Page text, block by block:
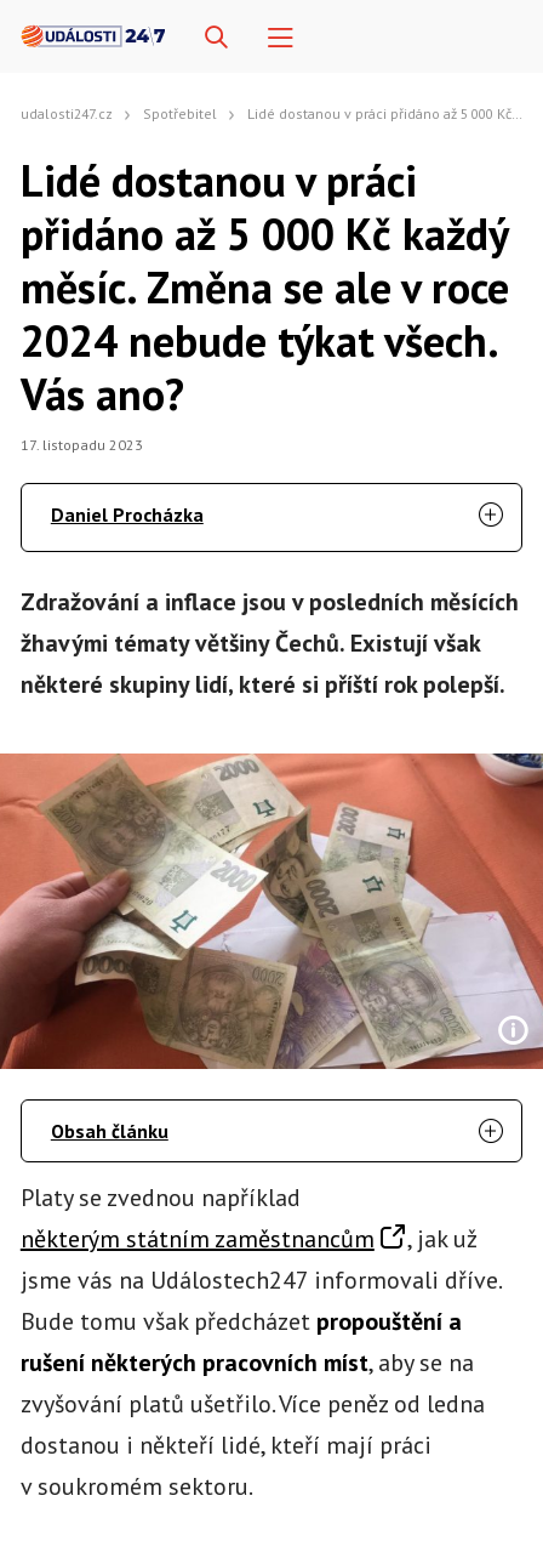
udalosti247.cz Spotřebitel Lidé dostanou v práci přidáno až 5 000 Kč každý měsíc. Změna se ale v roce 2024 nebude týkat všech. Vás ano?
Lidé dostanou v práci
přidáno až 5 000 Kč každý
měsíc. Změna se ale v roce
2024 nebude týkat všech.
Vás ano?
17. listopadu 2023
Daniel Procházka
Zdražování a inflace jsou v posledních měsících
žhavými tématy většiny Čechů. Existují však
některé skupiny lidí, které si příští rok polepší.
Obsah článku
Platy se zvednou například
některým státním zaměstnancům
, jak už
jsme vás na Událostech247 informovali dříve.
Bude tomu však předcházet propouštění a
rušení některých pracovních míst, aby se na
zvyšování platů ušetřilo. Více peněz od ledna
dostanou i někteří lidé, kteří mají práci
v soukromém sektoru.